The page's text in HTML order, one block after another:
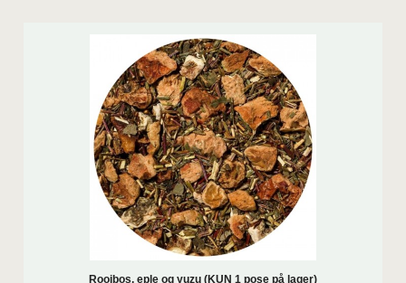
Rooibos, eple og yuzu (KUN 1 pose på lager)